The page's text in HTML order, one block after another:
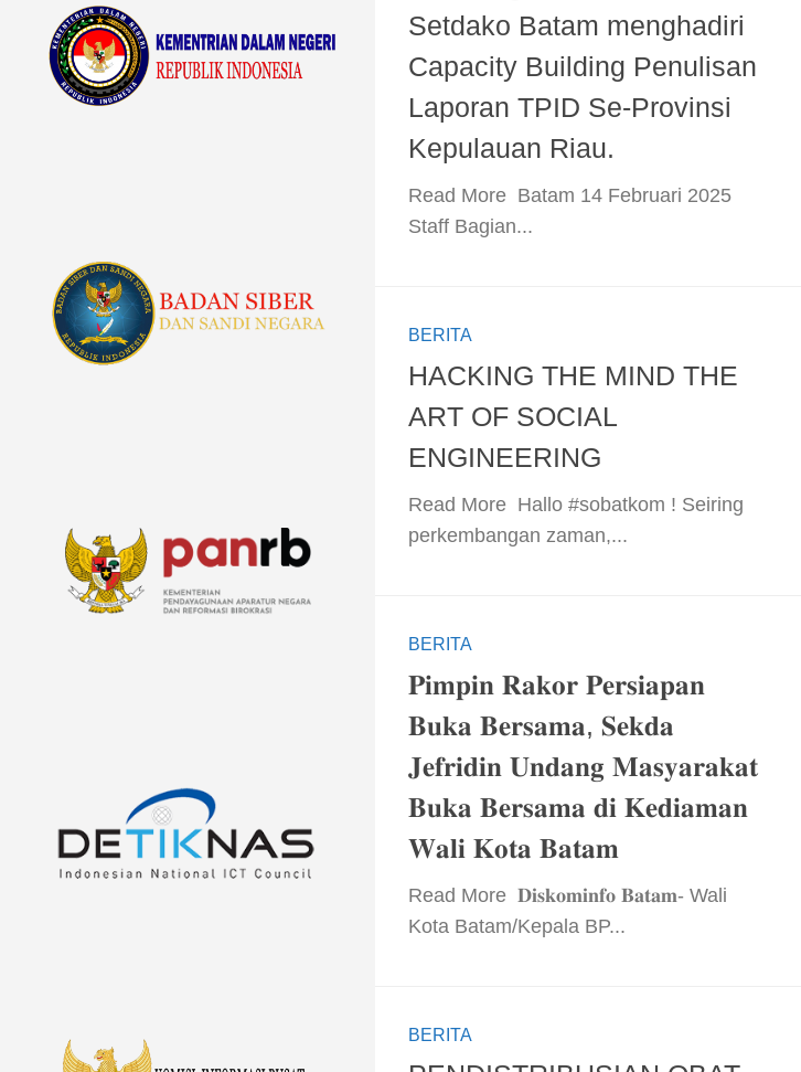
Setdako Batam menghadiri
Capacity Building Penulisan
Laporan TPID Se-Provinsi
Kepulauan Riau.
​Read More ​ Batam 14 Februari 2025
Staff Bagian...
BERITA
HACKING THE MIND THE
ART OF SOCIAL
ENGINEERING
​Read More ​ Hallo #sobatkom ! Seiring
perkembangan zaman,...
BERITA
𝐏𝐢𝐦𝐩𝐢𝐧 𝐑𝐚𝐤𝐨𝐫 𝐏𝐞𝐫𝐬𝐢𝐚𝐩𝐚𝐧
𝐁𝐮𝐤𝐚 𝐁𝐞𝐫𝐬𝐚𝐦𝐚, 𝐒𝐞𝐤𝐝𝐚
𝐉𝐞𝐟𝐫𝐢𝐝𝐢𝐧 𝐔𝐧𝐝𝐚𝐧𝐠 𝐌𝐚𝐬𝐲𝐚𝐫𝐚𝐤𝐚𝐭
𝐁𝐮𝐤𝐚 𝐁𝐞𝐫𝐬𝐚𝐦𝐚 𝐝𝐢 𝐊𝐞𝐝𝐢𝐚𝐦𝐚𝐧
𝐖𝐚𝐥𝐢 𝐊𝐨𝐭𝐚 𝐁𝐚𝐭𝐚𝐦
​Read More ​ 𝐃𝐢𝐬𝐤𝐨𝐦𝐢𝐧𝐟𝐨 𝐁𝐚𝐭𝐚𝐦- Wali
Kota Batam/Kepala BP...
BERITA